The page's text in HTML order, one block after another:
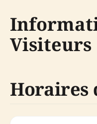
Visiteurs
Horaires